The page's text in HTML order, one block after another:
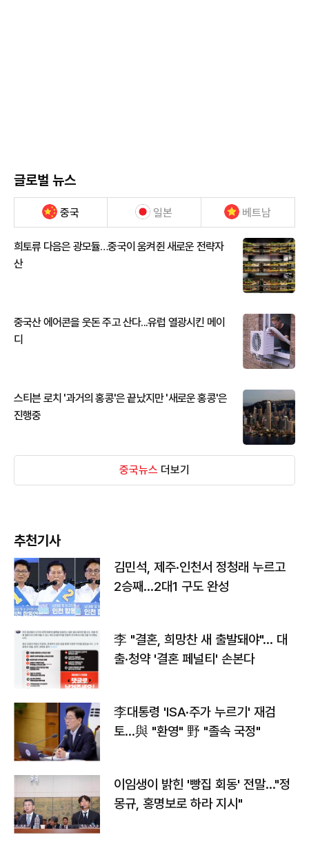
글로벌 뉴스
중국 일본 베트남
희토류 다음은 광모듈…중국이 움켜쥔 새로운 전략자
산
중국산 에어콘을 웃돈 주고 산다...유럽 열광시킨 메이
디
스티븐 로치 '과거의 홍콩'은 끝났지만 '새로운 홍콩'은
진행중
중국뉴스 더보기
추천기사
김민석, 제주·인천서 정청래 누르고
2승째…2대1 구도 완성
李 "결혼, 희망찬 새 출발돼야"… 대
출·청약 '결혼 페널티' 손본다
李대통령 'ISA·주가 누르기' 재검
토…與 "환영" 野 "졸속 국정"
이임생이 밝힌 '빵집 회동' 전말…"정
몽규, 홍명보로 하라 지시"